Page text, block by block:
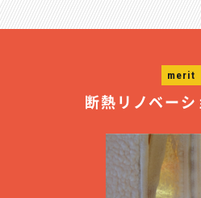
merit
断熱リノベー